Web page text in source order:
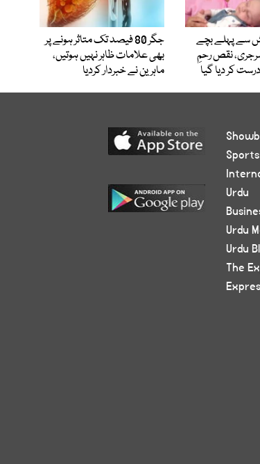
سے پہلے بچے
نقص رحمِ
کر دیا گیا
جگر 80 فیصد تک متاثر ہونے پر
بھی علامات ظاہر نہیں ہوتیں،
ماہرین نے خبردار کردیا
Urdu
Urdu
Urdu
The